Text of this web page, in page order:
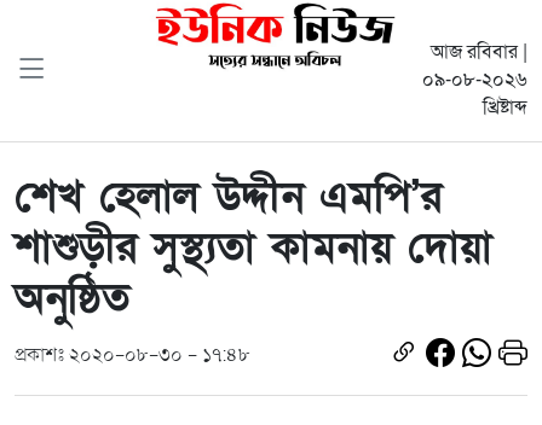
আজ রবিবার |
০৯-০৮-২০২৬
খ্রিষ্টাব্দ
শেখ হেলাল উদ্দীন এমপি’র
শাশুড়ীর সুস্থ্যতা কামনায় দোয়া
অনুষ্ঠিত
প্রকাশঃ ২০২০-০৮-৩০ - ১৭:৪৮